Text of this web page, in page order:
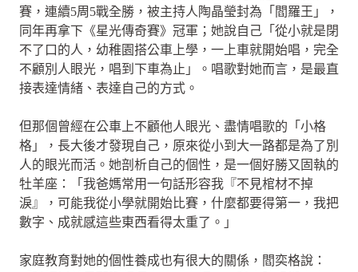
賽，連續5周5戰全勝，被主持人陶晶瑩封為「閻羅王」，
同年再拿下《星光傳奇賽》冠軍；她說自己「從小就是閉
不了口的人，幼稚園搭公車上學，一上車就開始唱，完全
不顧別人眼光，唱到下車為止」。唱歌對她而言，是最直
接表達情緒、表達自己的方式。
但那個曾經在公車上不顧他人眼光、盡情唱歌的「小格
格」，長大後才發現自己，原來從小到大一路都是為了別
人的眼光而活。她剖析自己的個性，是一個好勝又固執的
牡羊座：「我爸媽常用一句話形容我『不見棺材不掉
淚』，可能我從小學就開始比賽，什麼都要得第一，我把
數字、成就感這些東西看得太重了。」
家庭教育對她的個性養成也有很大的關係，閻奕格說：